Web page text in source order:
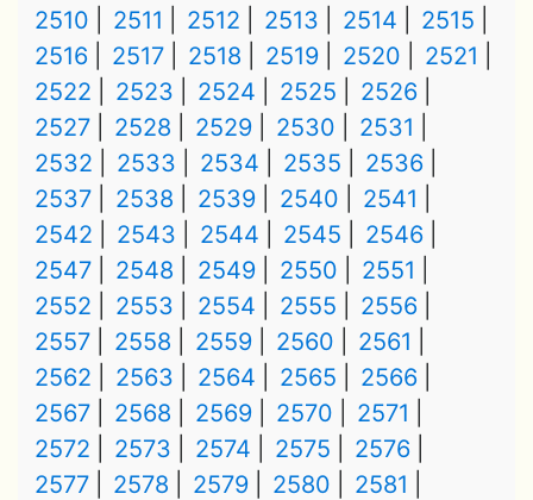
2510
2511 2512 2513 2514
2515
2516
2517 2518 2519 2520
2521
2522
2523 2524 2525
2526
2527
2528 2529 2530
2531
2532
2533 2534 2535
2536
2537
2538 2539 2540
2541
2542
2543 2544 2545
2546
2547
2548 2549 2550
2551
2552
2553 2554 2555
2556
2557
2558 2559 2560
2561
2562
2563 2564 2565
2566
2567
2568 2569 2570
2571
2572
2573 2574 2575
2576
2577
2578 2579 2580
2581